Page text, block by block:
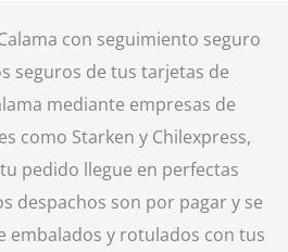
con seguimiento seguro
seguros de tus tarjetas de
mediante empresas de
como Starken y Chilexpress,
pedido llegue en perfectas
despachos son por pagar y se
embalados y rotulados con tus